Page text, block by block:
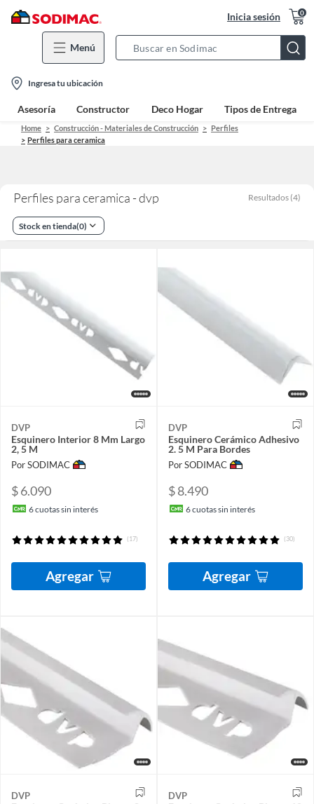
Inicia sesión 0
Menú
Bar
location-
icon
Ingresa tu ubicación
Asesoría Constructor Deco Hogar Tipos de Entrega
Home Construcción - Materiales de Construcción
Perfiles
Perfiles para ceramica
Perfiles para ceramica - dvp Resultados (4)
Stock en tienda(0)
DVP
Esquinero Interior 8 Mm Largo
2, 5 M
Por SODIMAC
$ 6.090
6cuotas sin interés
(17)
Agregar
DVP
Esquinero Cerámico Adhesivo
2. 5 M Para Bordes
Por SODIMAC
$ 8.490
6cuotas sin interés
(30)
Agregar
DVP DVP